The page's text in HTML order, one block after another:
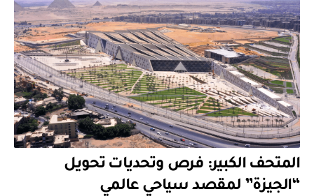
المتحف الكبير: فرص وتحديات تحويل
“الجيزة” لمقصد سياحي عالمي